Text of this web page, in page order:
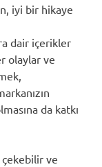
iyi bir hikaye
dair içerikler
olaylar ve
da katkı
çekebilir ve